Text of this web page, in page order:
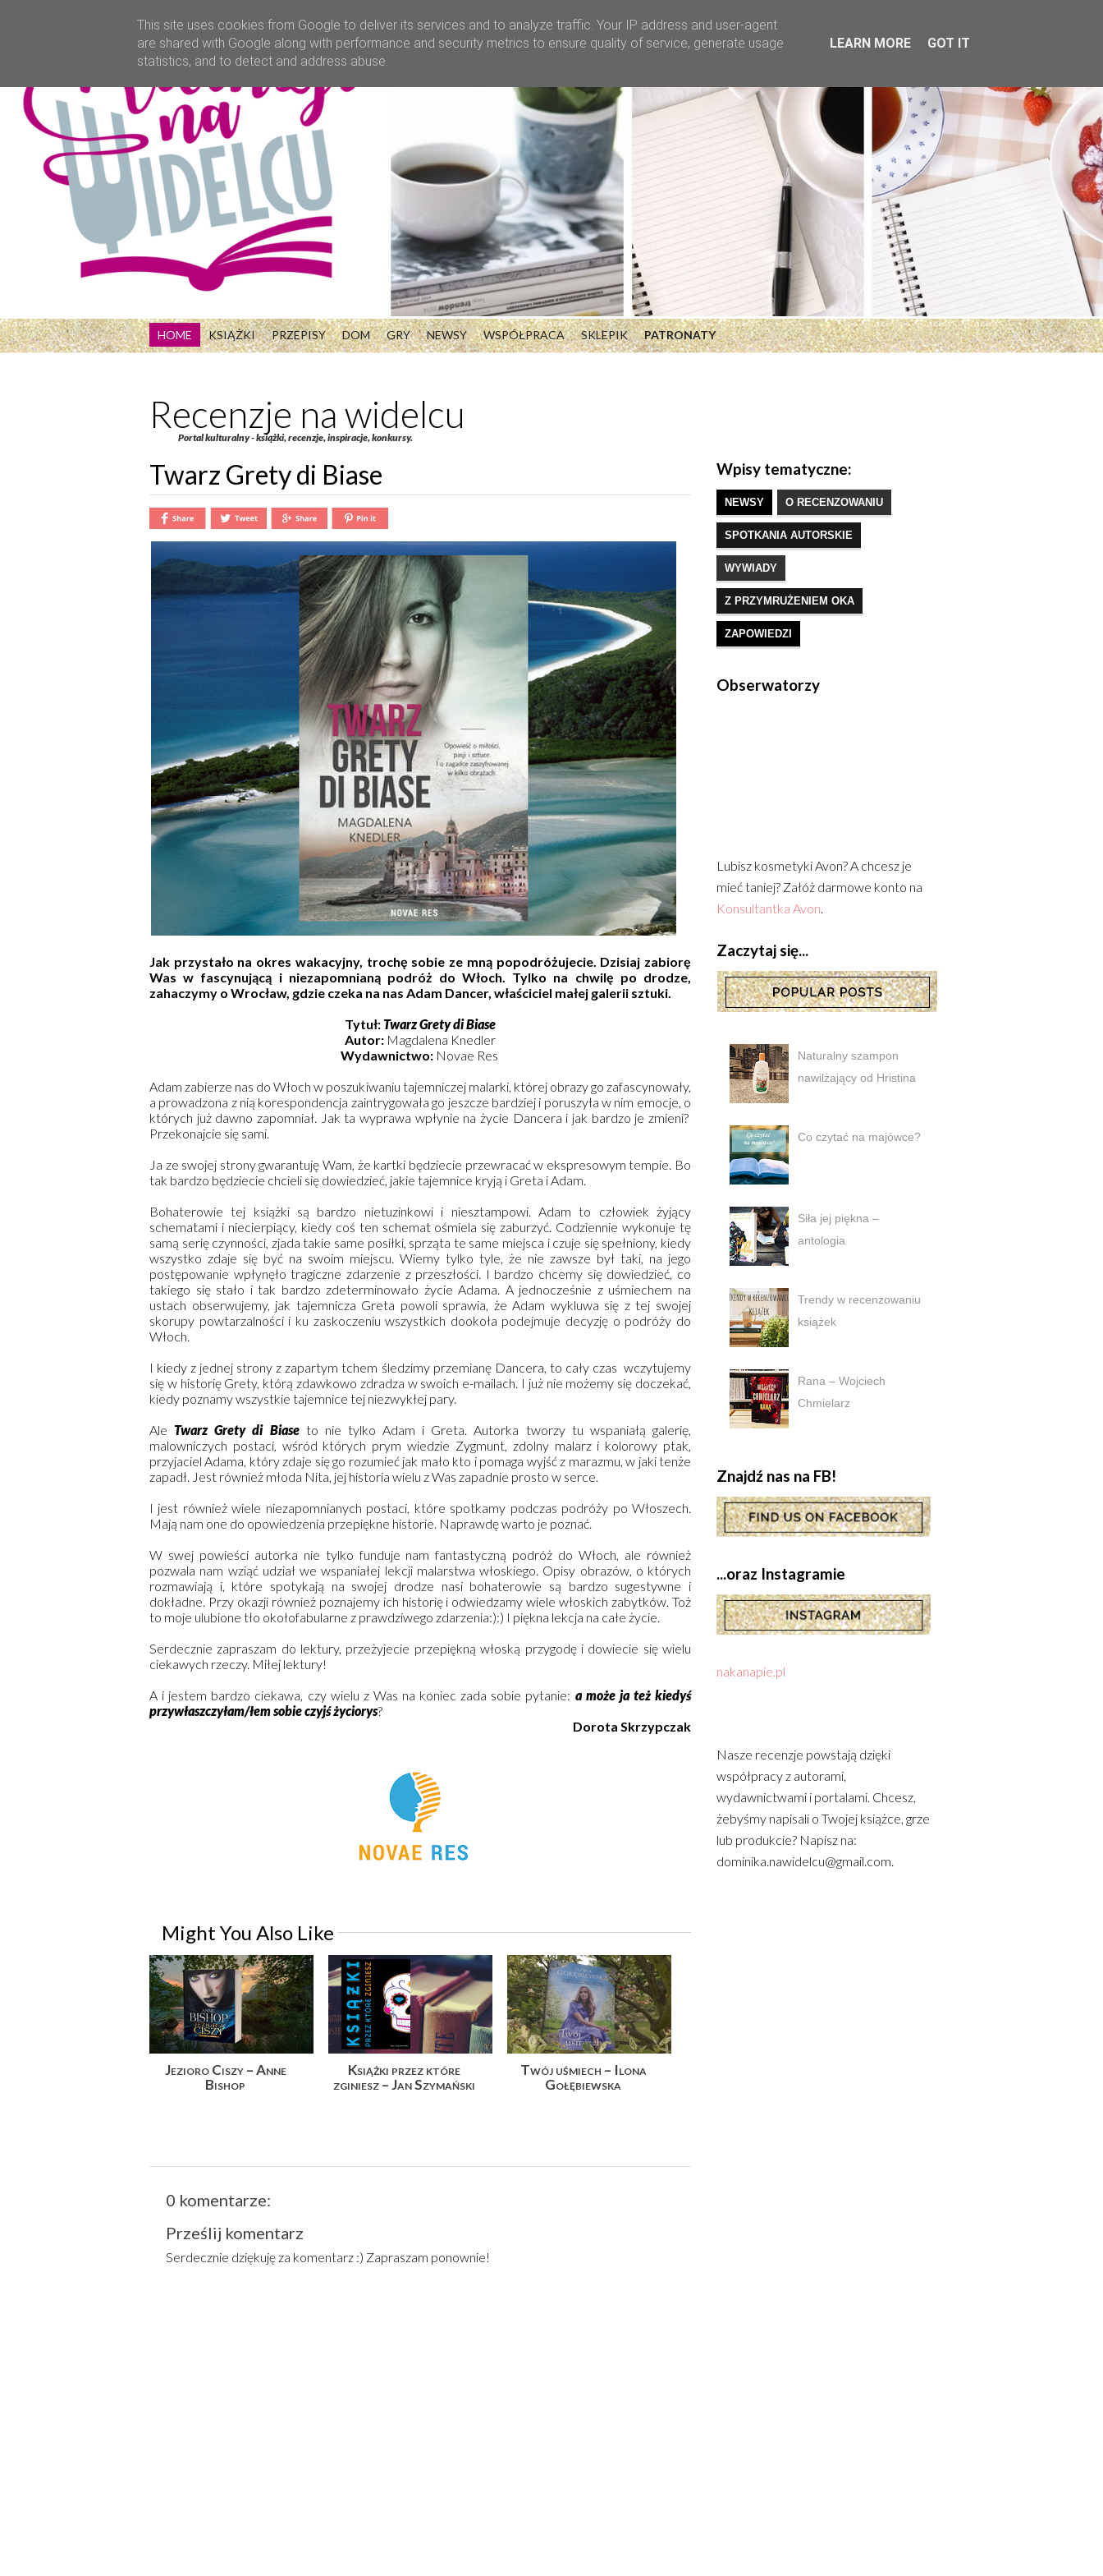
HOME KSIĄŻKI PRZEPISY DOM GRY NEWSY WSPÓŁPRACA SKLEPIK PATRONATY
Recenzje na widelcu
Portal kulturalny - książki, recenzje, inspiracje, konkursy.
Twarz Grety di Biase
Jak przystało na okres wakacyjny, trochę sobie ze mną popodróżujecie. Dzisiaj zabiorę
Was w fascynującą i niezapomnianą podróż do Włoch. Tylko na chwilę po drodze,
zahaczymy o Wrocław, gdzie czeka na nas Adam Dancer, właściciel małej galerii sztuki.
Tytuł:Twarz Grety di Biase
Autor: Magdalena Knedler
Wydawnictwo: Novae Res
Adam zabierze nas do Włoch w poszukiwaniu tajemniczej malarki, której obrazy go zafascynowały,
a prowadzona z nią korespondencja zaintrygowała go jeszcze bardziej i poruszyła w nim emocje, o
których już dawno zapomniał. Jak ta wyprawa wpłynie na życie Dancera i jak bardzo je zmieni?
Przekonajcie się sami.
Ja ze swojej strony gwarantuję Wam, że kartki będziecie przewracać w ekspresowym tempie. Bo
tak bardzo będziecie chcieli się dowiedzieć, jakie tajemnice kryją i Greta i Adam.
Bohaterowie tej książki są bardzo nietuzinkowi i niesztampowi. Adam to człowiek żyjący
schematami i niecierpiący, kiedy coś ten schemat ośmiela się zaburzyć. Codziennie wykonuje tę
samą serię czynności, zjada takie same posiłki, sprząta te same miejsca i czuje się spełniony, kiedy
wszystko zdaje się być na swoim miejscu. Wiemy tylko tyle, że nie zawsze był taki, na jego
postępowanie wpłynęło tragiczne zdarzenie z przeszłości. I bardzo chcemy się dowiedzieć, co
takiego się stało i tak bardzo zdeterminowało życie Adama. A jednocześnie z uśmiechem na
ustach obserwujemy, jak tajemnicza Greta powoli sprawia, że Adam wykluwa się z tej swojej
skorupy powtarzalności i ku zaskoczeniu wszystkich dookoła podejmuje decyzję o podróży do
Włoch.
I kiedy z jednej strony z zapartym tchem śledzimy przemianę Dancera, to cały czas wczytujemy
się w historię Grety, którą zdawkowo zdradza w swoich e-mailach. I już nie możemy się doczekać,
kiedy poznamy wszystkie tajemnice tej niezwykłej pary.
AleTwarz Grety di Biase to nie tylko Adam i Greta. Autorka tworzy tu wspaniałą galerię,
malowniczych postaci, wśród których prym wiedzie Zygmunt, zdolny malarz i kolorowy ptak,
przyjaciel Adama, który zdaje się go rozumieć jak mało kto i pomaga wyjść z marazmu, w jaki tenże
zapadł. Jest również młoda Nita, jej historia wielu z Was zapadnie prosto w serce.
I jest również wiele niezapomnianych postaci, które spotkamy podczas podróży po Włoszech.
Mają nam one do opowiedzenia przepiękne historie. Naprawdę warto je poznać.
W swej powieści autorka nie tylko funduje nam fantastyczną podróż do Włoch, ale również
pozwala nam wziąć udział we wspaniałej lekcji malarstwa włoskiego. Opisy obrazów, o których
rozmawiają i, które spotykają na swojej drodze nasi bohaterowie są bardzo sugestywne i
dokładne. Przy okazji również poznajemy ich historię i odwiedzamy wiele włoskich zabytków. Toż
to moje ulubione tło okołofabularne z prawdziwego zdarzenia:):) I piękna lekcja na całe życie.
Serdecznie zapraszam do lektury, przeżyjecie przepiękną włoską przygodę i dowiecie się wielu
ciekawych rzeczy. Miłej lektury!
A i jestem bardzo ciekawa, czy wielu z Was na koniec zada sobie pytanie: a może ja też kiedyś
przywłaszczyłam/łem sobie czyjś życiorys?
Dorota Skrzypczak
Might You Also Like
Jezioro Ciszy – Anne
Bishop
Książki przez które
zginiesz – Jan Szymański
Twój uśmiech – Ilona
Gołębiewska
0 komentarze:
Prześlij komentarz
Serdecznie dziękuję za komentarz :) Zapraszam ponownie!
Wpisy tematyczne:
NEWSY O RECENZOWANIU
SPOTKANIA AUTORSKIE
WYWIADY
Z PRZYMRUŻENIEM OKA
ZAPOWIEDZI
Obserwatorzy
Lubisz kosmetyki Avon? A chcesz je
mieć taniej? Załóż darmowe konto na
Konsultantka Avon.
Zaczytaj się...
Naturalny szampon
nawilżający od Hristina
Co czytać na majówce?
Siła jej piękna –
antologia
Trendy w recenzowaniu
książek
Rana – Wojciech
Chmielarz
Znajdź nas na FB!
...oraz Instagramie
nakanapie.pl
Nasze recenzje powstają dzięki
współpracy z autorami,
wydawnictwami i portalami. Chcesz,
żebyśmy napisali o Twojej książce, grze
lub produkcie? Napisz na:
dominika.nawidelcu@gmail.com.
This site uses cookies from Google to deliver its services and to analyze traffic. Your IP address and user-agent
are shared with Google along with performance and security metrics to ensure quality of service, generate usage
statistics, and to detect and address abuse.
LEARN MORE GOT IT